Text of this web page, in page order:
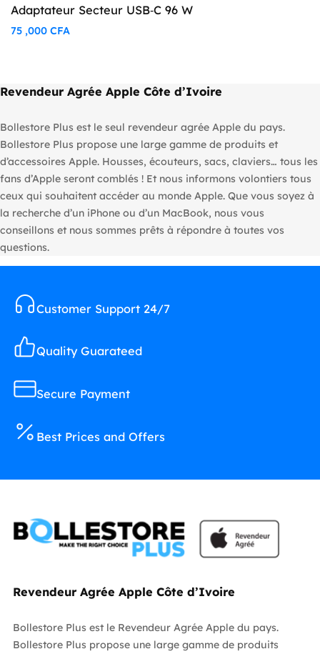
Adaptateur Secteur USB‑C 96 W
75 ,000 CFA
Revendeur Agrée Apple Côte d’Ivoire
Bollestore Plus est le seul revendeur agrée Apple du pays.
Bollestore Plus propose une large gamme de produits et
d’accessoires Apple. Housses, écouteurs, sacs, claviers… tous les
fans d’Apple seront comblés ! Et nous informons volontiers tous
ceux qui souhaitent accéder au monde Apple. Que vous soyez à
la recherche d’un iPhone ou d’un MacBook, nous vous
conseillons et nous sommes prêts à répondre à toutes vos
questions.
Customer Support 24/7
Quality Guarateed
Secure Payment
Best Prices and Offers
Revendeur Agrée Apple Côte d’Ivoire
Bollestore Plus est le Revendeur Agrée Apple du pays.
Bollestore Plus propose une large gamme de produits